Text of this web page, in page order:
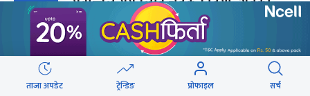
४ सभापति देउवा : मोहन बस्नेत
४ ब्लु बस सेवाबाट लैंगिक असमानतालाई
प्रोत्साहन नगर्ने नीति लिएका हौं : मन्त्री बादी
ताजा अपडेट ट्रेन्डिङ प्रोफाइल सर्च